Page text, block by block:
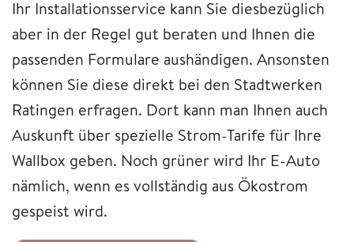
Ihr Installationsservice kann Sie diesbezüglich
aber in der Regel gut beraten und Ihnen die
passenden Formulare aushändigen. Ansonsten
können Sie diese direkt bei den Stadtwerken
Ratingen erfragen. Dort kann man Ihnen auch
Auskunft über spezielle Strom-Tarife für Ihre
Wallbox geben. Noch grüner wird Ihr E-Auto
nämlich, wenn es vollständig aus Ökostrom
gespeist wird.